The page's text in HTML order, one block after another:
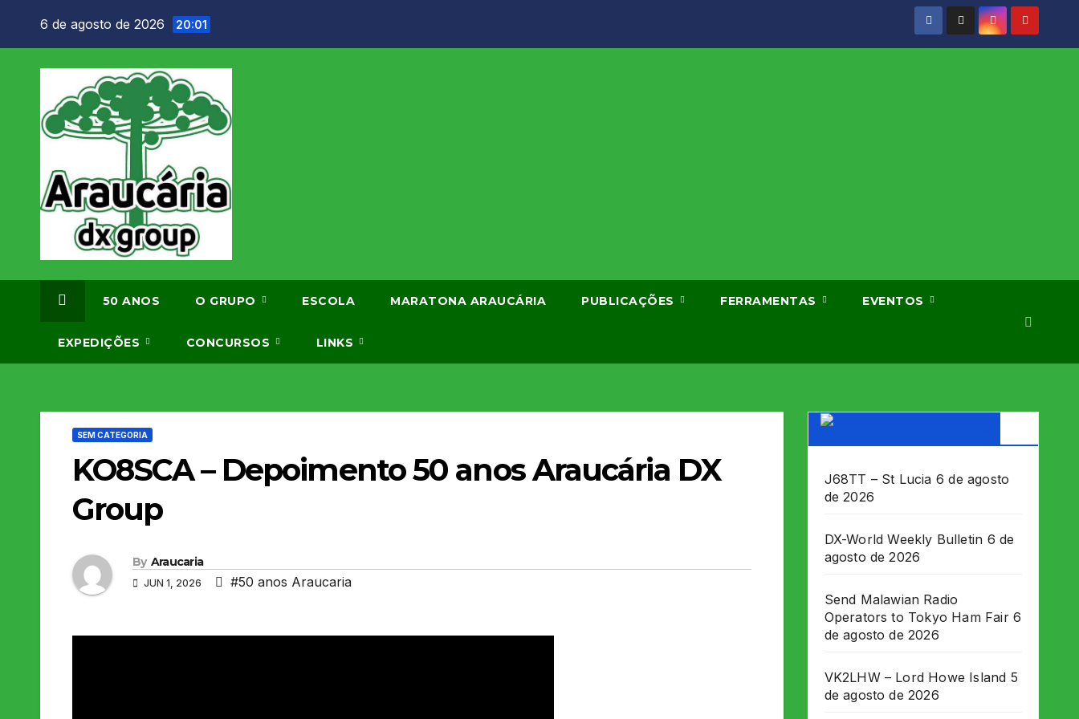
6 de agosto de 2026 20:01
50 ANOS O GRUPO ESCOLA MARATONA ARAUCÁRIA PUBLICAÇÕES FERRAMENTAS EVENTOS
EXPEDIÇÕES CONCURSOS LINKS
SEM CATEGORIA
KO8SCA – Depoimento 50 anos Araucária DX
Group
By Araucaria
JUN 1, 2026 #50 anos Araucaria
J68TT – St Lucia 6 de agosto
de 2026
DX-World Weekly Bulletin 6 de
agosto de 2026
Send Malawian Radio
Operators to Tokyo Ham Fair 6
de agosto de 2026
VK2LHW – Lord Howe Island 5
de agosto de 2026